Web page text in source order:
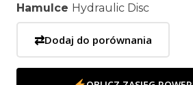
Hamulce Hydraulic Disc
⇄Dodaj do porównania